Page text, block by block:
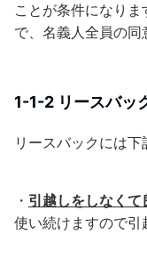
ことが条件になり
で、名義人全員の同
1-1-2 リースバッ
リースバックには下
・ 引越しをしなくて
使い続けますので引